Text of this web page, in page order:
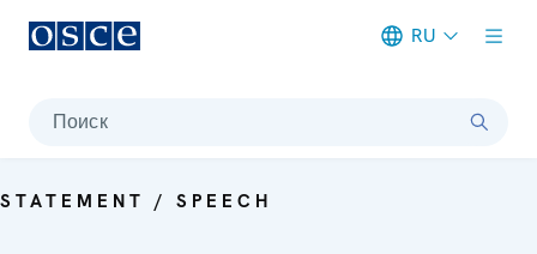
RU
Поиск
STATEMENT / SPEECH